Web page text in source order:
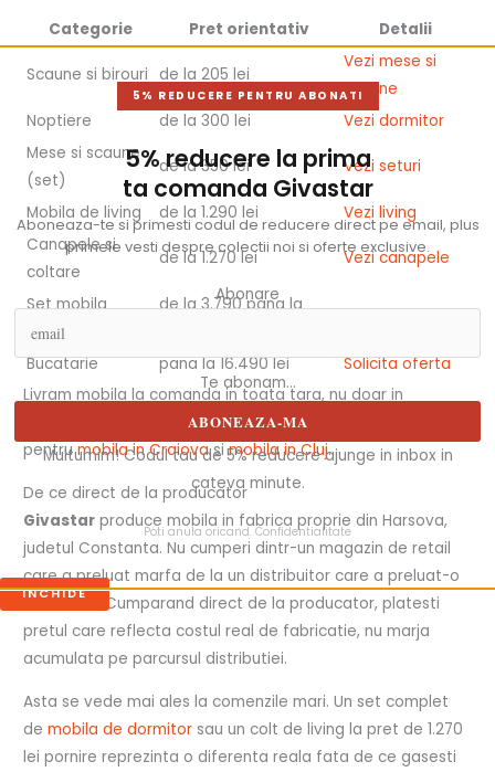
Categorie Pret orientativ Detalii
Scaune si birouri de la 205 lei
Vezi mese si
scaune
Noptiere
de la 300 lei
Vezi dormitor
Mese si scaune
(set)
de la 350 lei Vezi seturi
Mobila de living de la 1.290 lei
Vezi living
Canapele si
coltare
de la 1.270 lei Vezi canapele
Set mobila
dormitor
de la 3.790 pana la
Bucatarie pana la 16.490 lei
Solicita oferta
Livram mobila la comanda in toata tara, nu doar in
Timisoara. Daca te intereseaza si alte zone, vezi paginile
pentrumobila in Craiovasimobila in Cluj.
De ce direct de la producator
Givastar produce mobila in fabrica proprie din Harsova,
judetul Constanta. Nu cumperi dintr-un magazin de retail
care a preluat marfa de la un distribuitor care a preluat-o
de la altul. Cumparand direct de la producator, platesti
pretul care reflecta costul real de fabricatie, nu marja
acumulata pe parcursul distributiei.
Asta se vede mai ales la comenzile mari. Un set complet
demobila de dormitor sau un colt de living la pret de 1.270
lei pornire reprezinta o diferenta reala fata de ce gasesti
5% REDUCERE PENTRU ABONATI
5% reducere la prima
ta comanda Givastar
Aboneaza-te si primesti codul de reducere direct pe email, plus
primele vesti despre colectii noi si oferte exclusive.
Abonare
Te abonam...
ABONEAZA-MA
Multumim! Codul tau de 5% reducere ajunge in inbox in
cateva minute.
Poti anula oricand. Confidentialitate
INCHIDE